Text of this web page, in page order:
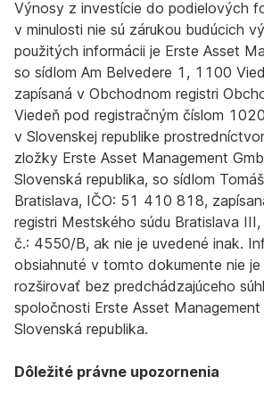
Výnosy z investície do podielových
v minulosti nie sú zárukou budúcich
použitých informácii je Erste Asset
so sídlom Am Belvedere 1, 1100
zapísaná v Obchodnom registri
Viedeň pod registračným číslom
v Slovenskej republike
zložky Erste Asset Management
Slovenská republika, so sídlom
Bratislava, IČO: 51 410 818,
registri Mestského súdu Bratislava
č.: 4550/B, ak nie je uvedené inak.
obsiahnuté v tomto dokumente nie
rozširovať bez predchádzajúceho
spoločnosti Erste Asset
Slovenská republika.
Dôležité právne upozornenia